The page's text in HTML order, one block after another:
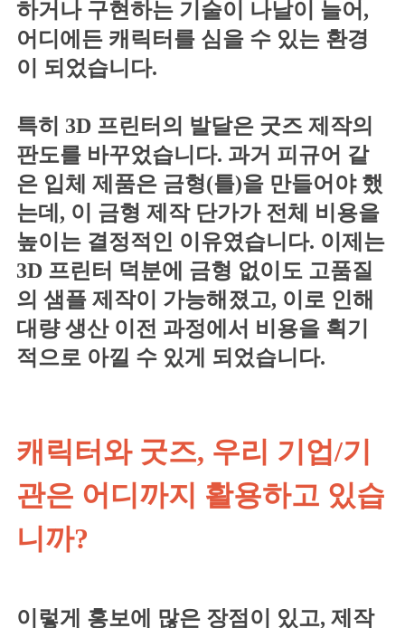
하거나 구현하는 기술이 나날이 늘어,
어디에든 캐릭터를 심을 수 있는 환경
이 되었습니다.
특히 3D 프린터의 발달은 굿즈 제작의
판도를 바꾸었습니다. 과거 피규어 같
은 입체 제품은 금형(틀)을 만들어야 했
는데, 이 금형 제작 단가가 전체 비용을
높이는 결정적인 이유였습니다. 이제는
3D 프린터 덕분에 금형 없이도 고품질
의 샘플 제작이 가능해졌고, 이로 인해
대량 생산 이전 과정에서 비용을 획기
적으로 아낄 수 있게 되었습니다.
캐릭터와 굿즈, 우리 기업/기
관은 어디까지 활용하고 있습
니까?
이렇게 홍보에 많은 장점이 있고, 제작